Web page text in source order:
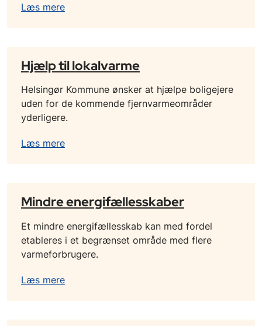
Læs mere
Hjælp til lokalvarme
Helsingør Kommune ønsker at hjælpe boligejere
uden for de kommende fjernvarmeområder
yderligere.
Læs mere
Mindre energifællesskaber
Et mindre energifællesskab kan med fordel
etableres i et begrænset område med flere
varmeforbrugere.
Læs mere